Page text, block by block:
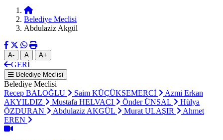
Belediye Meclisi
Abdulaziz Akgül
A- A A+
GERİ
Belediye Meclisi
Belediye Meclisi
Recep BALOĞLU
Saim KÜÇÜKSEMERCİ
Azmi Erkan
AKYILDIZ
Mustafa HELVACI Önder ÜNSAL
Hülya
ÖZDURAN
Abdulaziz AKGÜL Murat ULAŞIR
Ahmet
EREN